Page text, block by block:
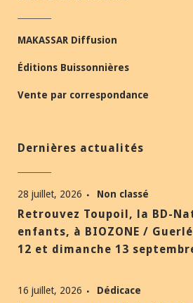
MAKASSAR Diffusion
Éditions Buissonnières
Vente par correspondance
Dernières actualités
28 juillet, 2026 Non classé
Retrouvez Toupoil, la BD-
enfants, à BIOZONE /
12 et dimanche 13
16 juillet, 2026 Dédicace